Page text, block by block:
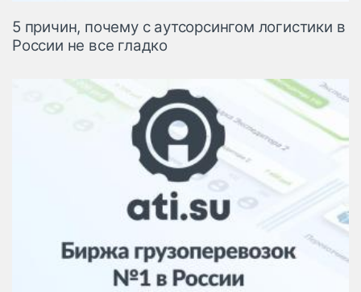
5 причин, почему с аутсорсингом логистики в
России не все гладко